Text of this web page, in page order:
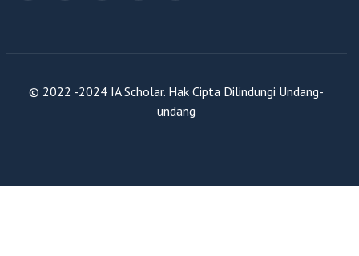
© 2022 -2024 IA Scholar. Hak Cipta Dilindungi Undang-
undang